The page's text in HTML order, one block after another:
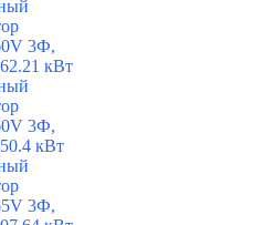
3Ф,
кВт
3Ф,
кВт
3Ф,